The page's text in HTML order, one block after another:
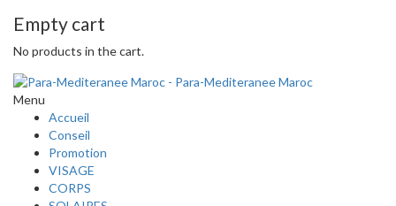
Empty cart
No products in the cart.
Menu
Accueil
Conseil
Promotion
VISAGE
CORPS